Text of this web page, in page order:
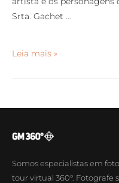
Srta. Gachet …
Leia mais »
Somos especialistas em
tour virtual 360°. Fotografe